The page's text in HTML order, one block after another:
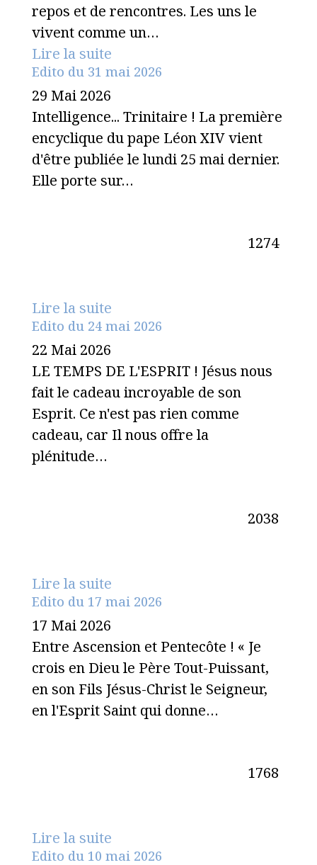
repos et de rencontres. Les uns le
vivent comme un…
Lire la suite
Edito du 31 mai 2026
29 Mai 2026
Intelligence... Trinitaire ! La première
encyclique du pape Léon XIV vient
d'être publiée le lundi 25 mai dernier.
Elle porte sur…
1274
Lire la suite
Edito du 24 mai 2026
22 Mai 2026
LE TEMPS DE L'ESPRIT ! Jésus nous
fait le cadeau incroyable de son
Esprit. Ce n'est pas rien comme
cadeau, car Il nous offre la
plénitude…
2038
Lire la suite
Edito du 17 mai 2026
17 Mai 2026
Entre Ascension et Pentecôte ! « Je
crois en Dieu le Père Tout-Puissant,
en son Fils Jésus-Christ le Seigneur,
en l'Esprit Saint qui donne…
1768
Lire la suite
Edito du 10 mai 2026